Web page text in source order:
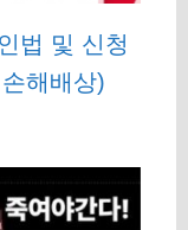
법 및 신청
해배상)